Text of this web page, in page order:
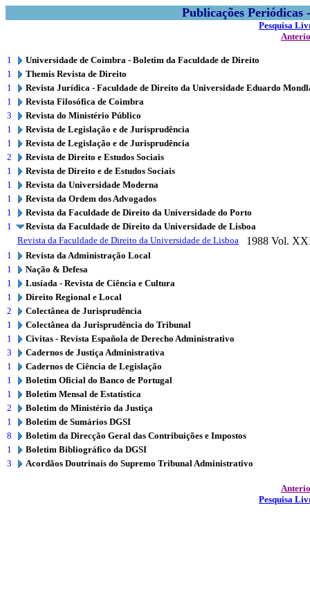
Publicações
Pesquisa
1
Universidade de Coimbra - Boletim da Faculdade de Direito
1
Themis Revista de Direito
1
Revista Jurídica - Faculdade de Direito da Universidade Eduardo
1
Revista Filosófica de Coimbra
3
Revista do Ministério Público
1
Revista de Legislação e de Jurisprudência
1
Revista de Legislação e de Jurisprudência
2
Revista de Direito e Estudos Sociais
1
Revista de Direito e de Estudos Sociais
1
Revista da Universidade Moderna
1
Revista da Ordem dos Advogados
1
Revista da Faculdade de Direito da Universidade do Porto
1
Revista da Faculdade de Direito da Universidade de Lisboa
Revista da Faculdade de Direito da Universidade de Lisboa
1988 Vol.
1
Revista da Administração Local
1
Nação & Defesa
1
Lusíada - Revista de Ciência e Cultura
1
Direito Regional e Local
2
Colectânea de Jurisprudência
1
Colectânea da Jurisprudência do Tribunal
1
Civitas - Revista Española de Derecho Administrativo
3
Cadernos de Justiça Administrativa
1
Cadernos de Ciência de Legislação
1
Boletim Oficial do Banco de Portugal
1
Boletim Mensal de Estatística
2
Boletim do Ministério da Justiça
1
Boletim de Sumários DGSI
8
Boletim da Direcção Geral das Contribuições e Impostos
1
Boletim Bibliográfico da DGSI
3
Acordãos Doutrinais do Supremo Tribunal Administrativo
Pesquisa